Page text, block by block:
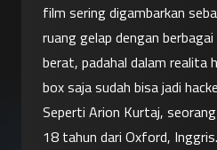
film sering digambarkan
ruang gelap dengan
berat, padahal dalam realita
box saja sudah bisa jadi
Seperti Arion Kurtaj,
18 tahun dari Oxford,